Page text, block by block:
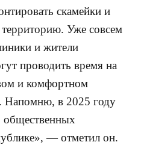
скамейки и
Уже совсем
и жители
проводить время на
и комфортном
Напомню, в 2025 году
общественных
— отметил он.